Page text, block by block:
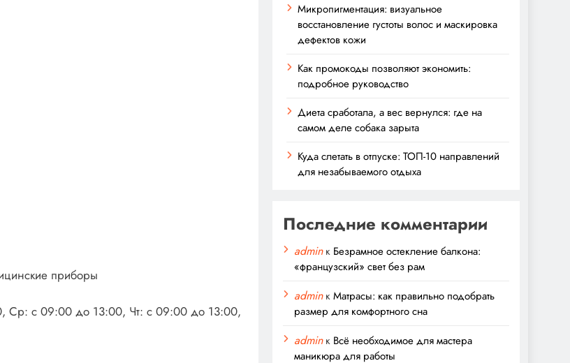
приборы
Ср: с 09:00 до 13:00, Чт: с 09:00 до 13:00,
Микропигментация: визуальное
восстановление густоты волос и маскировка
дефектов кожи
Как промокоды позволяют экономить:
подробное руководство
Диета сработала, а вес вернулся: где на
самом деле собака зарыта
Куда слетать в отпуске: ТОП-10 направлений
для незабываемого отдыха
Последние комментарии
adminк Безрамное остекление балкона:
«французский» свет без рам
adminкМатрасы: как правильно подобрать
размер для комфортного сна
adminк Всё необходимое для мастера
маникюра для работы